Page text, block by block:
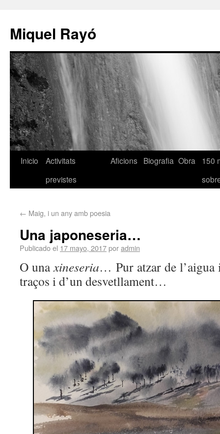
Miquel Rayó
Inicio
Activitats
previstes
Aficions Biografia Obra
150
← Maig, i un any amb poesia
Una japoneseria…
Publicado el 17 mayo, 2017poradmin
O unaxineseria… Pur atzar de l’aigua
traços i d’un desvetllament…